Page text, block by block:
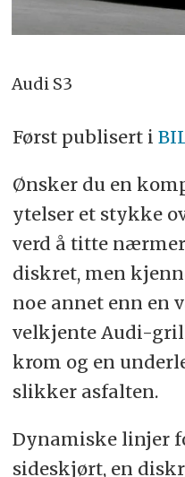
Audi S3
Først publisert i
Ønsker du en
ytelser et stykke
verd å titte
diskret, men
noe annet enn en
velkjente Audi-
krom og en
slikker asfalten.
Dynamiske linjer
sideskjørt, en